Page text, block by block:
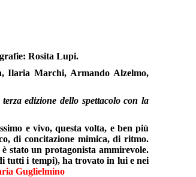
Rosita Lupi.
Ilaria Marchi, Armando Alzelmo,
edizione dello spettacolo con la
e vivo, questa volta, e ben più
di concitazione mimica, di ritmo.
stato un protagonista ammirevole.
tutti i tempi), ha trovato in lui e nei
Guglielmino